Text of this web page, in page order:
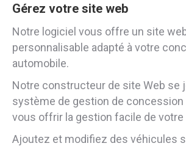
Gérez votre site web
Notre logiciel vous offre un site
personnalisable adapté à votre
automobile.
Notre constructeur de site Web se
système de gestion de concession
vous offrir la gestion facile de votre
Ajoutez et modifiez des véhicules